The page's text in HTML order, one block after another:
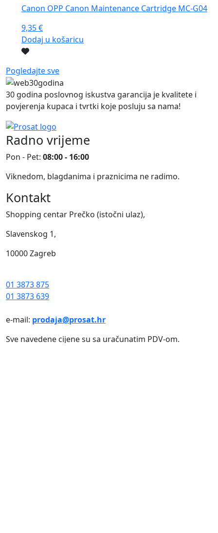
Canon OPP Canon Maintenance Cartridge MC-G04
9,35€
Dodaj u košaricu
Pogledajte sve
30 godina poslovnog iskustva garancija je kvalitete i
povjerenja kupaca i tvrtki koje posluju sa nama!
Radno vrijeme
Pon - Pet: 08:00 - 16:00
Viknedom, blagdanima i praznicima ne radimo.
Kontakt
Shopping centar Prečko (istočni ulaz),
Slavenskog 1,
10000 Zagreb
01 3873 875
01 3873 639
e-mail: prodaja@prosat.hr
Sve navedene cijene su sa uračunatim PDV-om.